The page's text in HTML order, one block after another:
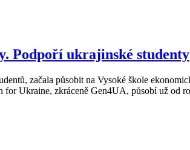
Podpoří ukrajinské studenty
začala působit na Vysoké škole
Ukraine, zkráceně Gen4UA, působí už od